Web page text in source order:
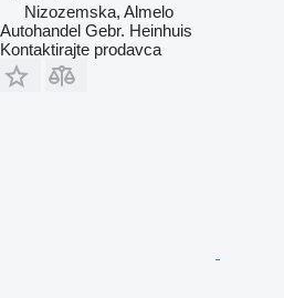
Nizozemska, Almelo
Autohandel Gebr. Heinhuis
Kontaktirajte prodavca